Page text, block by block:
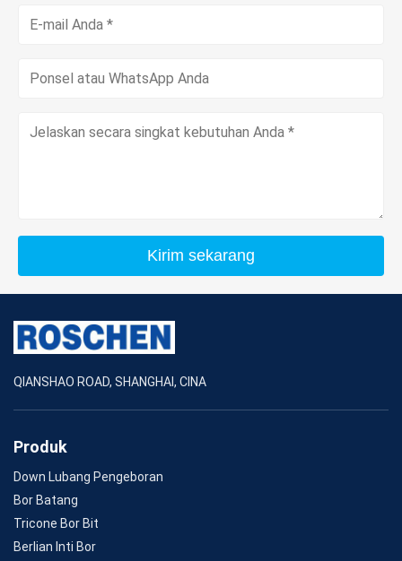
Kirim sekarang
QIANSHAO ROAD, SHANGHAI, CINA
Produk
Down Lubang Pengeboran
Bor Batang
Tricone Bor Bit
Berlian Inti Bor